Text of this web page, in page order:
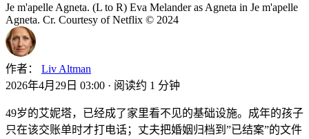
Je m'apelle Agneta. (L to R) Eva Melander as Agneta in Je m'apelle
Agneta. Cr. Courtesy of Netflix © 2024
作者：
Liv Altman
2026年4月29日 03:00 · 阅读约 1 分钟
49岁的艾妮塔，已经成了家里看不见的基础设施。成年的孩子
只在该交账单时才打电话；丈夫把婚姻归档到”已结案”的文件